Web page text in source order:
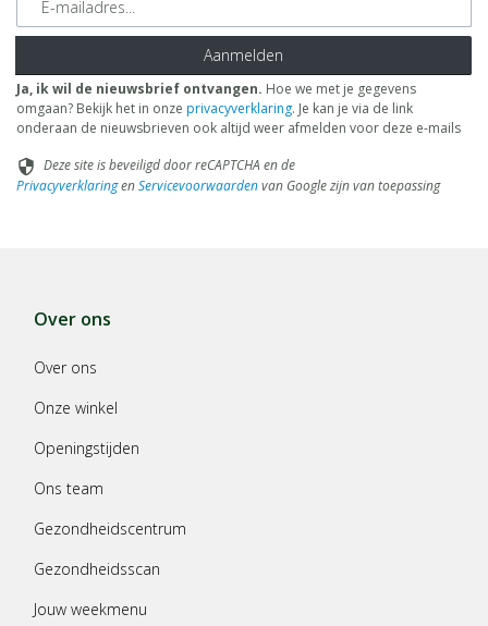
Aanmelden
Ja, ik wil de nieuwsbrief ontvangen. Hoe we met je gegevens
omgaan? Bekijk het in onze privacyverklaring. Je kan je via de link
onderaan de nieuwsbrieven ook altijd weer afmelden voor deze e-mails
security Deze site is beveiligd door reCAPTCHA en de
PrivacyverklaringenServicevoorwaardenvan Google zijn van toepassing
Over ons
Over ons
Onze winkel
Openingstijden
Ons team
Gezondheidscentrum
Gezondheidsscan
Jouw weekmenu